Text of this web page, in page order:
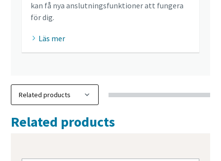
kan få nya anslutningsfunktioner att fungera
för dig.
Läs mer
Related products